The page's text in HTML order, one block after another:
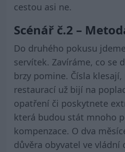
cestou asi ne.
Scénář č.2 –
Do druhého pokusu
servítek. Zavíráme, co se
brzy pomine. Čísla
restaurací už bijí na
opatření či poskytnete
která budou stát mnoho
kompenzace. O dva
důvěra obyvatel ve vládní